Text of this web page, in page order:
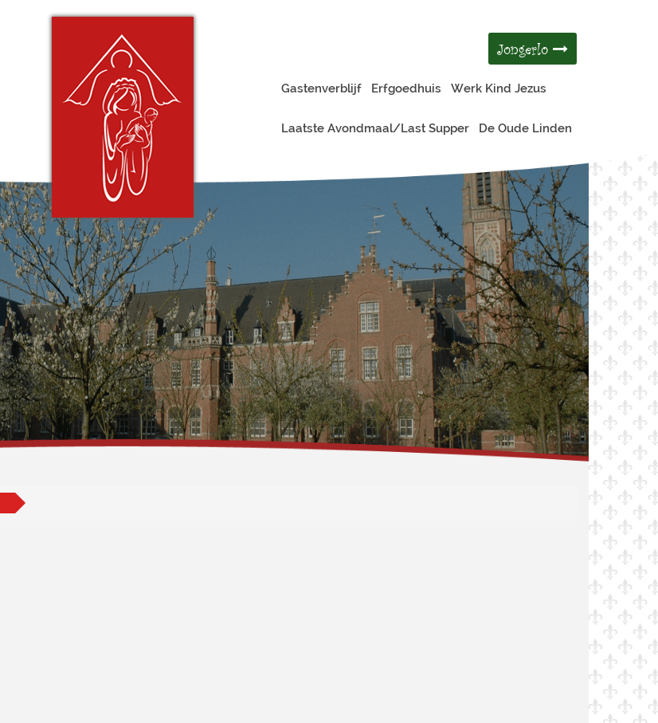
Jongerlo
Gastenverblijf Erfgoedhuis Werk Kind Jezus
Laatste Avondmaal/Last Supper De Oude Linden